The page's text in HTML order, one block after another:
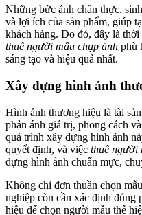
Những bức ảnh chân thực,
và lợi ích của sản phẩm, giúp
khách hàng. Do đó, đây là
thuê người mẫu chụp ảnh phù
sáng tạo và hiệu quả nhất.
Xây dựng hình ảnh
Hình ảnh thương hiệu là tài
phản ánh giá trị, phong cách
quá trình xây dựng hình ảnh
quyết định, và việc thuê người
dựng hình ảnh chuẩn mực,
Không chỉ đơn thuần chọn
nghiệp còn cần xác định đúng
hiệu để chọn người mẫu thể